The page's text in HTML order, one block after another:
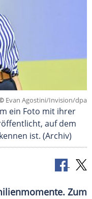
Evan Agostini/Invision/dpa
ein Foto mit ihrer
auf dem
ist. (Archiv)
Zum